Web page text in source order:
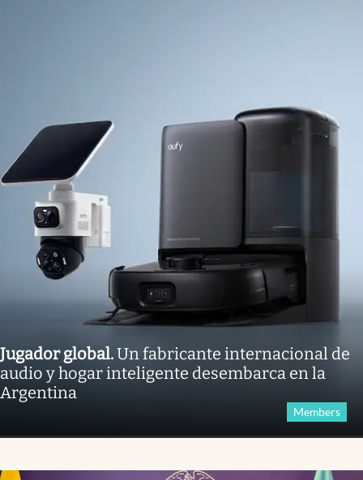
Jugador global.Un fabricante internacional de
audio y hogar inteligente desembarca en la
Argentina
Members